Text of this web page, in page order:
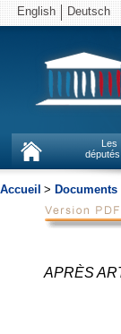
English Deutsch
Les
députés
Accueil >
APRÈS